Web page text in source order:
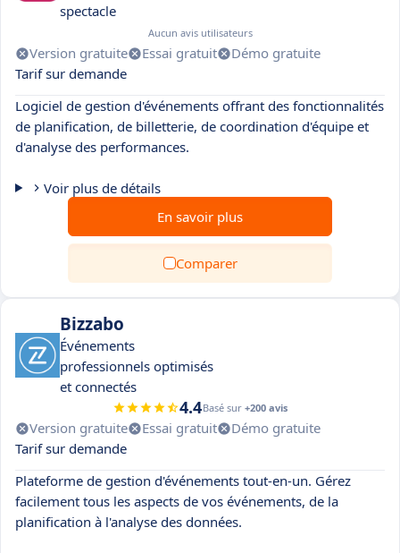
spectacle
Aucun avis utilisateurs
Version gratuite Essai gratuit
Démo gratuite
Tarif sur demande
Logiciel de gestion d'événements offrant des fonctionnalités
de planification, de billetterie, de coordination d'équipe et
d'analyse des performances.
Voir plus de détails
En savoir plus
Comparer
Bizzabo
Événements
professionnels optimisés
et connectés
4.4Basé sur +200 avis
Version gratuite Essai gratuit
Démo gratuite
Tarif sur demande
Plateforme de gestion d'événements tout-en-un. Gérez
facilement tous les aspects de vos événements, de la
planification à l'analyse des données.